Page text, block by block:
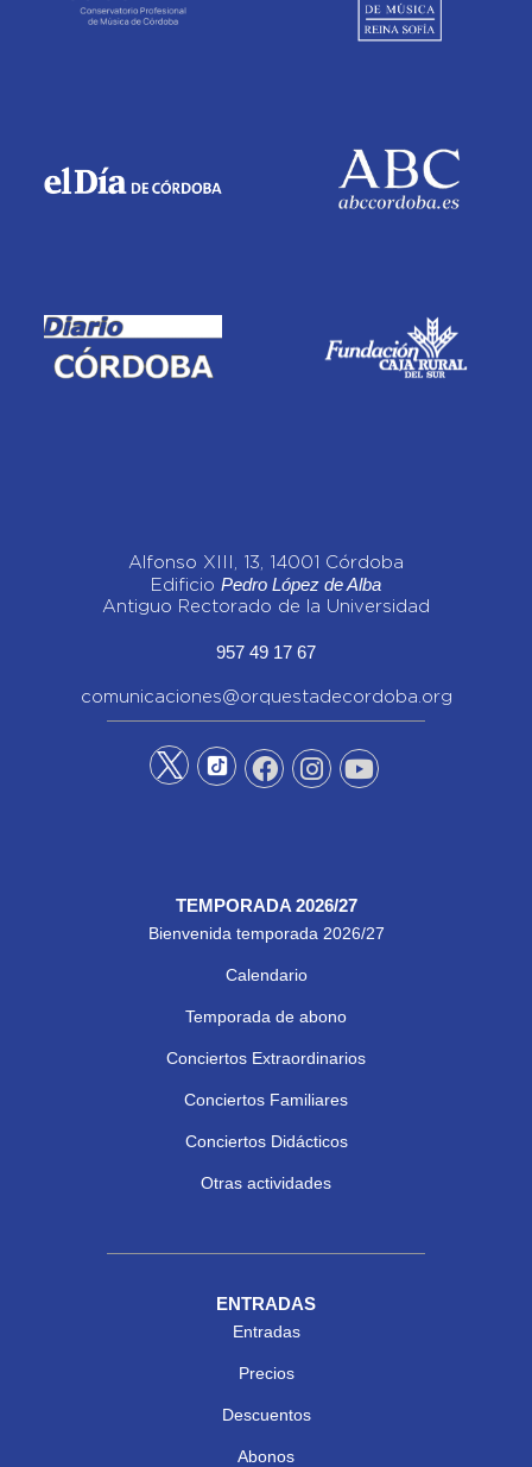
Alfonso XIII, 13, 14001 Córdoba
Edificio Pedro López de Alba
Antiguo Rectorado de la Universidad
957 49 17 67
comunicaciones@orquestadecordoba.org
TEMPORADA 2026/27
Bienvenida temporada 2026/27
Calendario
Temporada de abono
Conciertos Extraordinarios
Conciertos Familiares
Conciertos Didácticos
Otras actividades
ENTRADAS
Entradas
Precios
Descuentos
Abonos